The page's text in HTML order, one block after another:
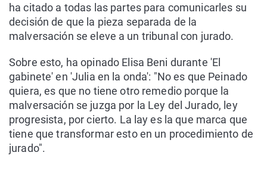
ha citado a todas las partes para comunicarles su
decisión de que la pieza separada de la
malversación se eleve a un tribunal con jurado.
Sobre esto, ha opinado Elisa Beni durante 'El
gabinete' en 'Julia en la onda': "No es que Peinado
quiera, es que no tiene otro remedio porque la
malversación se juzga por la Ley del Jurado, ley
progresista, por cierto. La lay es la que marca que
tiene que transformar esto en un procedimiento de
jurado".